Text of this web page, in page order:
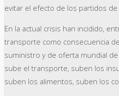
evitar el efecto de los partidos de
En la actual crisis han incidido,
transporte como consecuencia
suministro y de oferta mundial
sube el transporte, suben los
suben los alimentos, suben los